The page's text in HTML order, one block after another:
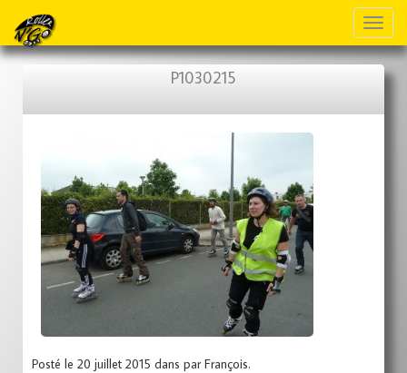
P1030215
Posté le 20 juillet 2015 dans par François.